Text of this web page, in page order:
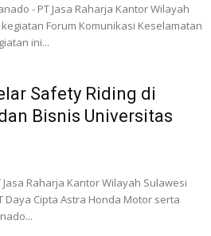
- PT Jasa Raharja Kantor Wilayah
Forum Komunikasi Keselamatan
ini...
Safety Riding di
Bisnis Universitas
Jasa Raharja Kantor Wilayah Sulawesi
Cipta Astra Honda Motor serta